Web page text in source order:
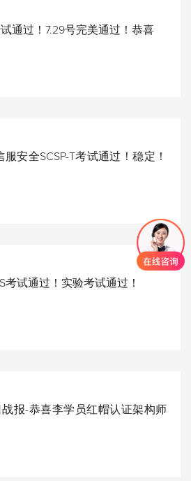
通过！7.29号完美通过！恭喜
安全SCSP-T考试通过！稳定！
考试通过！实验考试通过！
战报-恭喜李学员红帽认证架构师